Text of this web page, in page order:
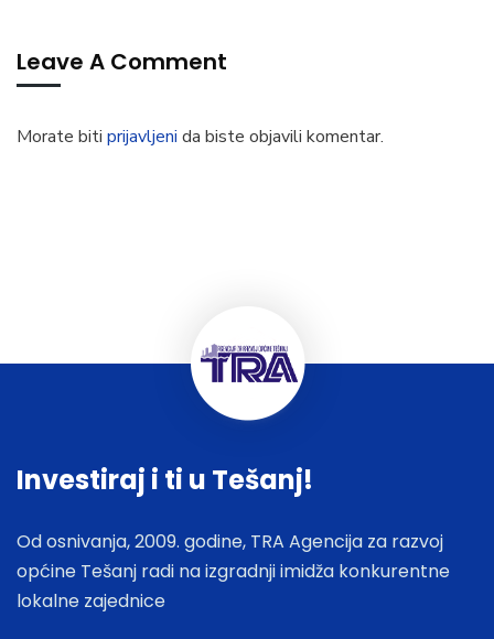
Leave A Comment
Morate biti prijavljeni da biste objavili komentar.
Investiraj i ti u Tešanj!
Od osnivanja, 2009. godine, TRA Agencija za razvoj
općine Tešanj radi na izgradnji imidža konkurentne
lokalne zajednice